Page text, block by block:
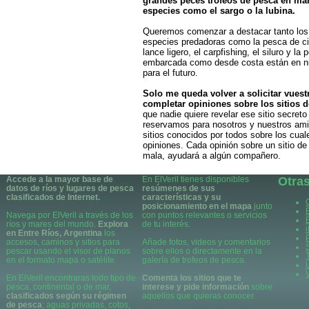
especies como el sargo o la lubina.
Queremos comenzar a destacar tanto
especies predadoras como la pesca de
lance ligero, el carpfishing, el siluro y la
embarcada como desde costa están en
para el futuro.
Solo me queda volver a solicitar
completar opiniones sobre los sitios
que nadie quiere revelar ese sitio
reservamos para nosotros y nuestros
sitios conocidos por todos sobre los
opiniones. Cada opinión sobre un sitio
mala, ayudará a algún compañero.
Accede a la mayor base de
datos de ríos y lugares de pesca
clasificados de Internet.
Navega por ElVeril a través de los
ríos y mares del mundo. Explora
en Entre Ríos, Argentina los
accesos, caminos y sitios para
pescar usando el visor de planos
en el formato mapa o satélite.
En ElVeril encontraras todo tipo de
pesca, continental o de mar,
clasificados según su régimen
de pesca; aguas privadas, cotos,
En ElVeril tienes disponibles
resúmenes de sus
características y su
posicionamiento en el mapa junto
con puntos relevantes o servicios
de tu interés.
Añade fotos, videos y comentarios
sobre ellos o directamente en la
galería de trofeos de pesca.
Comenta los sitios que te
interese y pide información sobre
aquellos que quieras conocer.